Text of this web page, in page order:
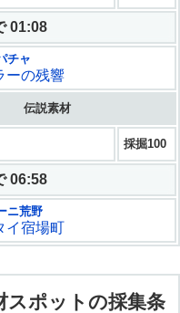
01:06
チャ
ーの残響
伝説素材
採掘100
06:56
ニ荒野
イ宿場町
スポットの採集条